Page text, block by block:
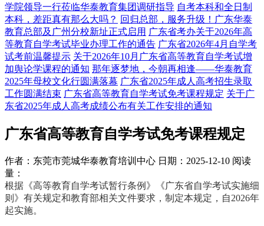
学院领导一行莅临华泰教育集团调研指导 自考本科和全日制
本科，差距真有那么大吗？ 回归总部，服务升级！广东华泰
教育总部及广州分校新址正式启用 广东省考办关于2026年高
等教育自学考试毕业办理工作的通告 广东省2026年4月自学考
试考前温馨提示 关于2026年10月广东省高等教育自学考试增
加舆论学课程的通知 那年逐梦地，今朝再相逢——华泰教育
2025年母校文化行圆满落幕 广东省2025年成人高考招生录取
工作圆满结束 广东省高等教育自学考试免考课程规定 关于广
东省2025年成人高考成绩公布有关工作安排的通知
广东省高等教育自学考试免考课程规定
作者：东莞市莞城华泰教育培训中心 日期：2025-12-10 阅读
量：
根据《高等教育自学考试暂行条例》《广东省自学考试实施细
则》有关规定和教育部相关文件要求，制定本规定，自2026年
起实施。